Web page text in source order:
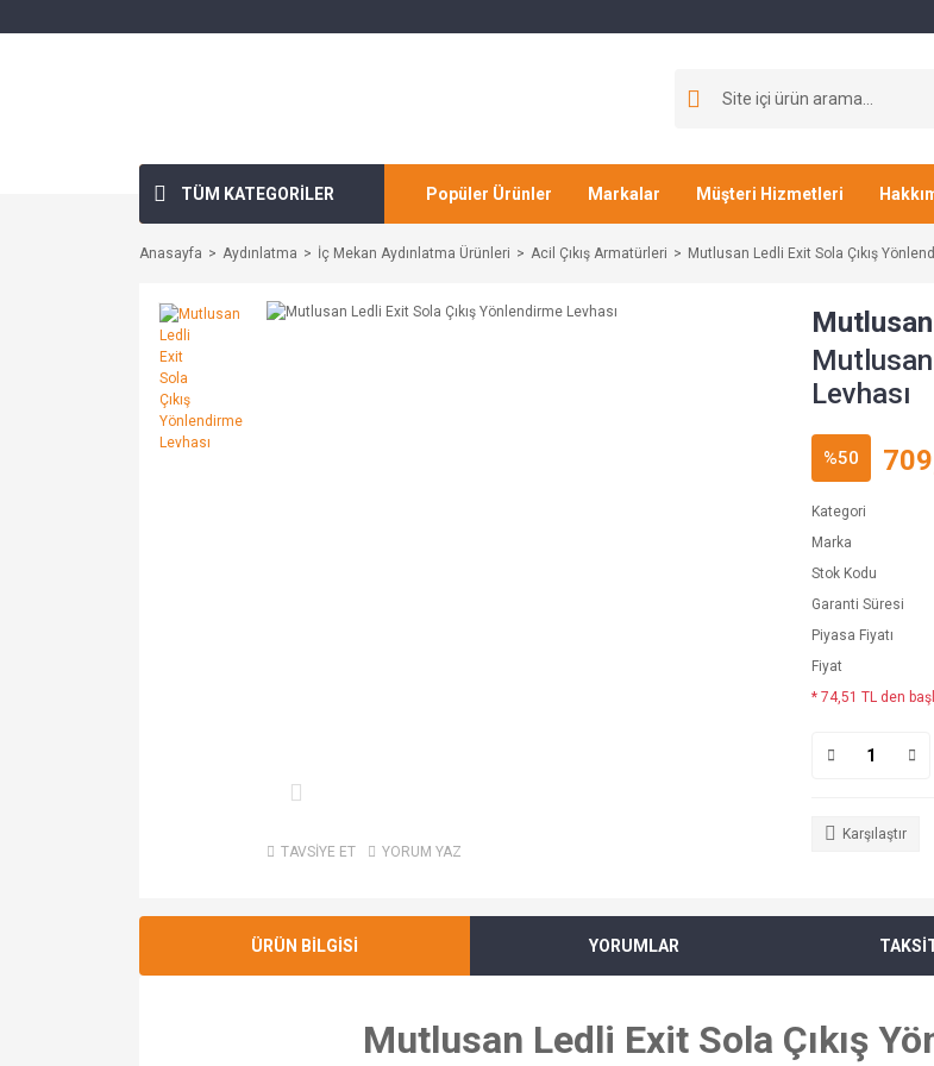
TÜM KATEGORİLER Popüler Ürünler Markalar Müşteri Hizmetleri
Anasayfa Aydınlatma İç Mekan Aydınlatma Ürünleri Acil Çıkış Armatürleri Mutlusan Ledli Exit Sola Çıkış
TAVSİYE ET YORUM YAZ
Mutlusan
Levhası
%50
Kategori
Marka
Stok Kodu
Garanti Süresi
Piyasa Fiyatı
Fiyat
* 74,51 TL den
Karşılaştır
ÜRÜN BİLGİSİ YORUMLAR
Mutlusan Ledli Exit Sola Çıkış